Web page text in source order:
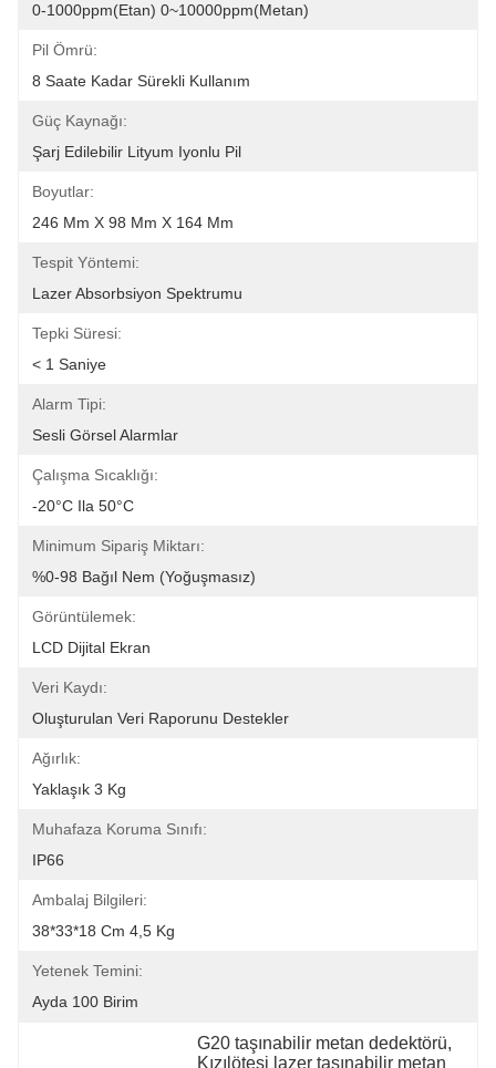
0-1000ppm(Etan) 0~10000ppm(Metan)
Pil Ömrü:
8 Saate Kadar Sürekli Kullanım
Güç Kaynağı:
Şarj Edilebilir Lityum Iyonlu Pil
Boyutlar:
246 Mm X 98 Mm X 164 Mm
Tespit Yöntemi:
Lazer Absorbsiyon Spektrumu
Tepki Süresi:
< 1 Saniye
Alarm Tipi:
Sesli Görsel Alarmlar
Çalışma Sıcaklığı:
-20°C Ila 50°C
Minimum Sipariş Miktarı:
%0-98 Bağıl Nem (yoğuşmasız)
Görüntülemek:
LCD Dijital Ekran
Veri Kaydı:
Oluşturulan Veri Raporunu Destekler
Ağırlık:
Yaklaşık 3 Kg
Muhafaza Koruma Sınıfı:
IP66
Ambalaj Bilgileri:
38*33*18 Cm 4,5 Kg
Yetenek Temini:
Ayda 100 Birim
G20 taşınabilir metan dedektörü,
Kızılötesi lazer taşınabilir metan